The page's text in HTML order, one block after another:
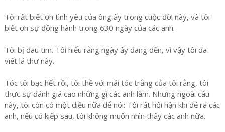
Tôi rất biết ơn tình yêu của ông ấy trong cuộc đời này, và tôi
biết ơn sự đồng hành trong 630 ngày của các anh.
Tôi bị đau tim. Tôi hiểu rằng ngày ấy đang đến, vì vậy tôi đã
viết lá thư này.
Tóc tôi bạc hết rồi, tôi thề với mái tóc trắng của tôi rằng, tôi
thực sự đánh giá cao những gì các anh làm. Nhưng ngoài câu
này, tôi còn có một điều nữa để nói: Tôi rất hối hận khi đẻ ra các
anh, nếu có kiếp sau, tôi không muốn nhìn thấy các anh nữa.